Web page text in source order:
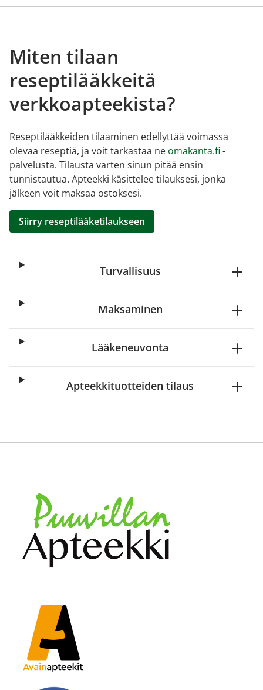
Miten tilaan
reseptilääkkeitä
verkkoapteekista?
Reseptilääkkeiden tilaaminen edellyttää voimassa
olevaa reseptiä, ja voit tarkastaa ne omakanta.fi -
palvelusta. Tilausta varten sinun pitää ensin
tunnistautua. Apteekki käsittelee tilauksesi, jonka
jälkeen voit maksaa ostoksesi.
Siirry reseptilääketilaukseen
Turvallisuus
Maksaminen
Lääkeneuvonta
Apteekkituotteiden tilaus